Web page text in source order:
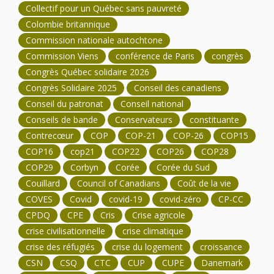
Collectif pour un Québec sans pauvreté
Colombie britannique
Commission nationale autochtone
Commission Viens
conférence de Paris
congrès
Congrès Québec solidaire 2026
Congrès Solidaire 2025
Conseil des canadiens
Conseil du patronat
Conseil national
Conseils de bande
Conservateurs
constituante
Contrecœur
COP COP-21 COP-26
COP15
COP16
cop21 COP22 COP26
COP28
COP29
Corbyn Corée
Corée du Sud
Couillard
Council of Canadians
Coût de la vie
COVES
Covid covid-19 covid-zéro
CP-CC
CPDQ
CPE Cris
Crise agricole
crise civilisationnelle
crise climatique
crise des réfugiés
crise du logement
croissance
CSN
CSQ CTC CUP CUPE
Danemark